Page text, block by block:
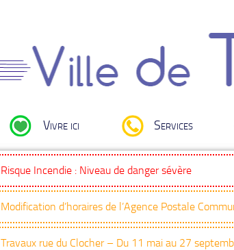
Vivre ici Services
Risque Incendie : Niveau de danger sévère
Modification d’horaires de l’Agence Postale
Travaux rue du Clocher – Du 11 mai au 27